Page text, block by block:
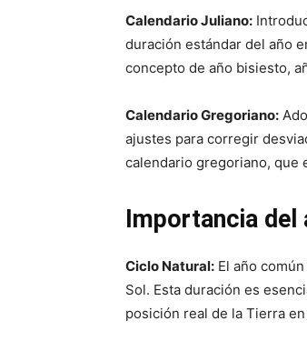
Calendario Juliano:
duración estándar del año
concepto de año bisiesto,
Calendario Gregoriano:
ajustes para corregir
calendario gregoriano, que
Importancia del
Ciclo Natural: El año
Sol. Esta duración es
posición real de la Tierra